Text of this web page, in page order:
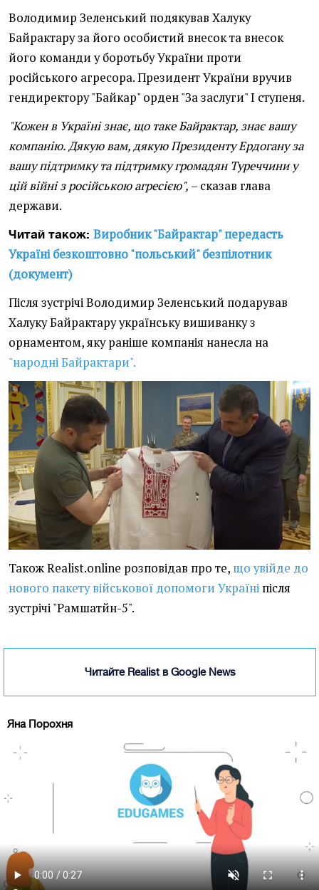
Володимир Зеленський подякував Халуку
Байрактару за його особистий внесок та внесок
його команди у боротьбу України проти
російського агресора. Президент України вручив
гендиректору "Байкар" орден "За заслуги" І ступеня.
"Кожен в Україні знає, що таке Байрактар, знає вашу
компанію. Дякую вам, дякую Президенту Ердогану за
вашу підтримку та підтримку громадян Туреччини у
цій війні з російською агресією", – сказав глава
держави.
Читай також: Виробник "Байрактар" передасть
Україні безкоштовно "польський" безпілотник
(документ)
Після зустрічі Володимир Зеленський подарував
Халуку Байрактару українську вишиванку з
орнаментом, яку раніше компанія нанесла на
"народні Байрактари".
Також Realist.online розповідав про те, що увійде до
нового пакету військової допомоги Україні після
зустрічі "Рамшатйн-5".
Читайте Realist в Google News
Яна Порохня